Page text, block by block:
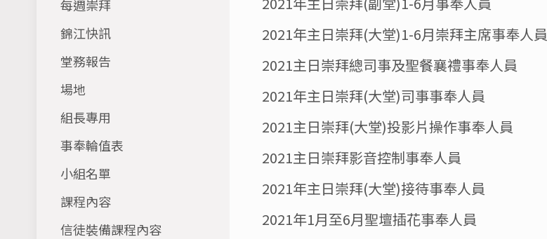
每週崇拜
錦江快訊
堂務報告
場地
組長專用
事奉輪值表
小組名單
課程內容
信徒裝備課程內容
2021年主日崇拜(大堂)1-6月崇拜主席事奉人員
2021主日崇拜總司事及聖餐襄禮事奉人員
2021年主日崇拜(大堂)司事事奉人員
2021主日崇拜(大堂)投影片操作事奉人員
2021主日崇拜影音控制事奉人員
2021年主日崇拜(大堂)接待事奉人員
2021年1月至6月聖壇插花事奉人員